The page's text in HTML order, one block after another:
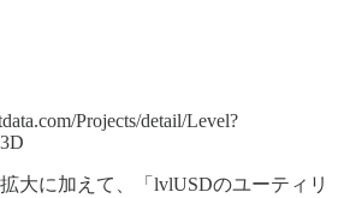
Projects/detail/Level?
大に加えて、「lvlUSDのユーティリ